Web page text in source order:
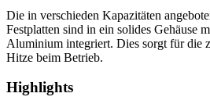
Die in verschieden Kapazitäten
Festplatten sind in ein solides Gehäuse
Aluminium integriert. Dies sorgt für die
Hitze beim Betrieb.
Highlights